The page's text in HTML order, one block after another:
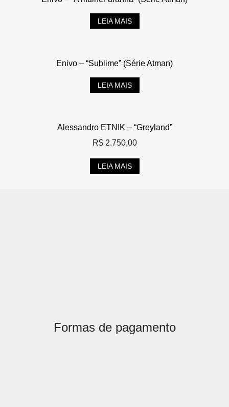
LEIA MAIS
Enivo – “Sublime” (Série Atman)
LEIA MAIS
Alessandro ETNIK – “Greyland”
R$2.750,00
LEIA MAIS
Formas de pagamento